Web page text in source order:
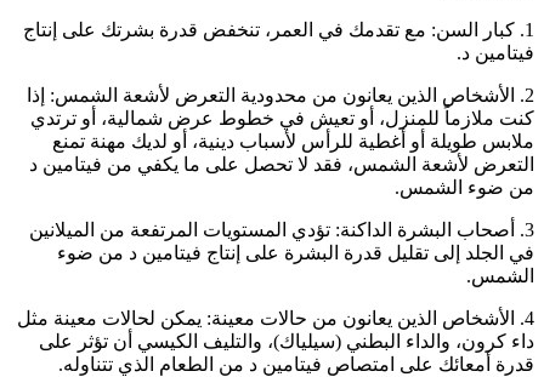
1. كبار السن: مع تقدمك في العمر، تنخفض قدرة بشرتك على إنتاج
فيتامين د.
2. الأشخاص الذين يعانون من محدودية التعرض لأشعة الشمس: إذا
كنت ملازماً للمنزل، أو تعيش في خطوط عرض شمالية، أو ترتدي
ملابس طويلة أو أغطية للرأس لأسباب دينية، أو لديك مهنة تمنع
التعرض لأشعة الشمس، فقد لا تحصل على ما يكفي من فيتامين د
من ضوء الشمس.
3. أصحاب البشرة الداكنة: تؤدي المستويات المرتفعة من الميلانين
في الجلد إلى تقليل قدرة البشرة على إنتاج فيتامين د من ضوء
الشمس.
4. الأشخاص الذين يعانون من حالات معينة: يمكن لحالات معينة مثل
داء كرون، والداء البطني (سيلياك)، والتليف الكيسي أن تؤثر على
قدرة أمعائك على امتصاص فيتامين د من الطعام الذي تتناوله.